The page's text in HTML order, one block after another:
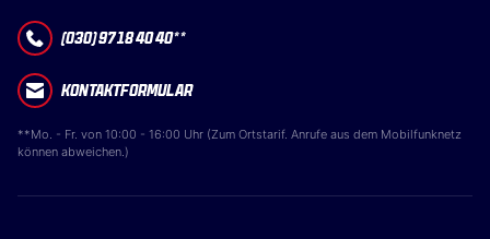
(030) 97 18 40 40**
KONTAKTFORMULAR
**Mo. - Fr. von 10:00 - 16:00 Uhr (Zum Ortstarif. Anrufe aus dem Mobilfunknetz
können abweichen.)